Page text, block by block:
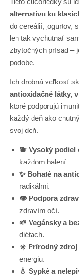
alternatívu ku
do cereálií, jogurtov,
len tak vychutnať
zbytočných prísad –
podobe.
Ich drobná veľkosť
antioxidačné látky,
ktoré podporujú
každý deň ako
svoj deň.
🫐 Vysoký podiel
každom balení.
✨ Bohaté na
radikálmi.
👁️ Podpora
zdravím očí.
🌱 Vegánsky a
diétach.
☀️ Prírodný zdroj
energiu.
💧 Sypké a